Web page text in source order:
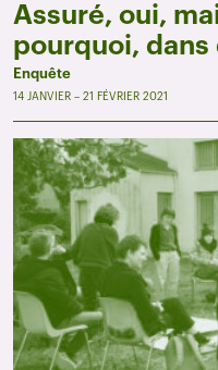
Assuré, oui,
pourquoi, dans
Enquête
14 JANVIER – 21 FÉVRIER 2021